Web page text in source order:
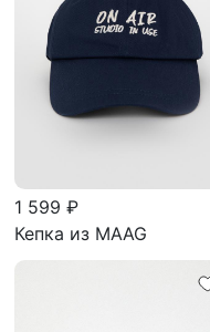
1 599 ₽
Кепка из MAAG